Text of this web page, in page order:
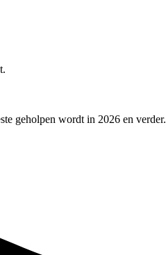
geholpen wordt in 2026 en verder.